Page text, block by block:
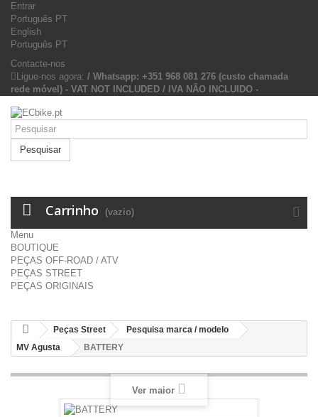
Entrar
Português PT
English
Português PT
Contacte-nos
Ligue-nos agora: / Whatsapp: +351 968 081 276 (custo chamada
rede móvel) - VAT NOT INCLUDED / IVA NÃO INCLUIDO -
Pesquisar
Carrinho (vazio)
Menu
BOUTIQUE
PEÇAS OFF-ROAD / ATV
PEÇAS STREET
PEÇAS ORIGINAIS
Peças Street
Pesquisa marca / modelo
MV Agusta
BATTERY
Ver maior